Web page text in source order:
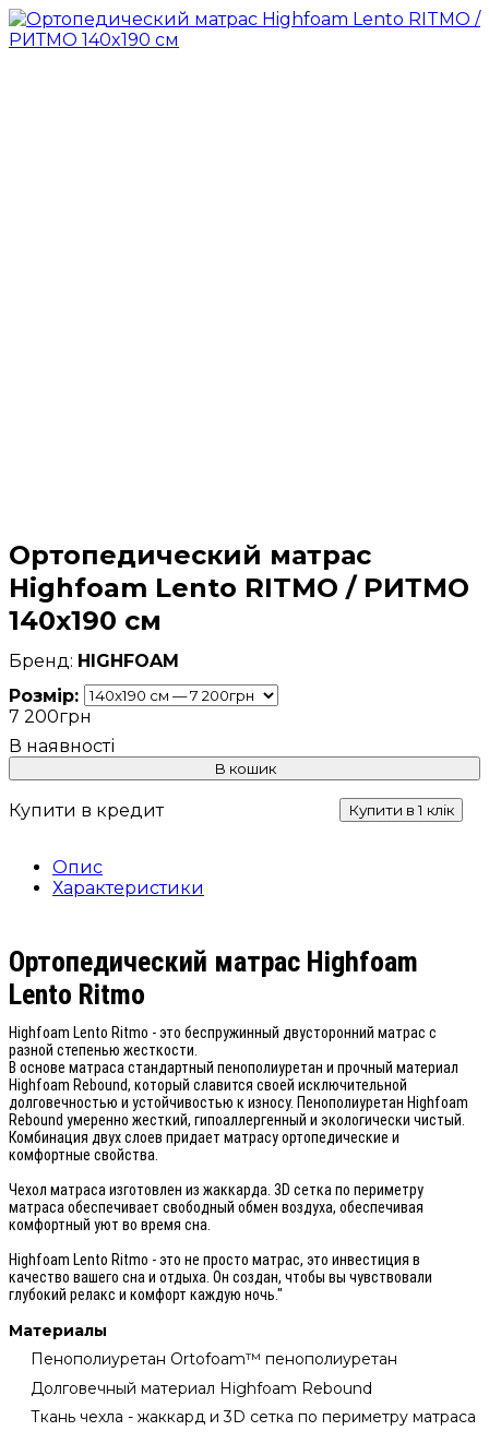
Ортопедический матрас
Highfoam Lento RITMO / РИТМО
140x190 см
HIGHFOAM
Розмір:
7 200грн
В кошик
Купити в кредит Купити в 1 клік
Опис
Характеристики
Ортопедический матрас Highfoam
Lento Ritmo
Highfoam Lento Ritmo - это беспружинный двусторонний матрас с
разной степенью жесткости.
В основе матраса стандартный пенополиуретан и прочный материал
Highfoam Rebound, который славится своей исключительной
долговечностью и устойчивостью к износу. Пенополиуретан Highfoam
Rebound умеренно жесткий, гипоаллергенный и экологически чистый.
Комбинация двух слоев придает матрасу ортопедические и
комфортные свойства.
Чехол матраса изготовлен из жаккарда. 3D сетка по периметру
матраса обеспечивает свободный обмен воздуха, обеспечивая
комфортный уют во время сна.
Highfoam Lento Ritmo - это не просто матрас, это инвестиция в
качество вашего сна и отдыха. Он создан, чтобы вы чувствовали
глубокий релакс и комфорт каждую ночь."
Материалы
Пенополиуретан Ortofoam™ пенополиуретан
Долговечный материал Highfoam Rebound
Ткань чехла - жаккард и 3D сетка по периметру матраса